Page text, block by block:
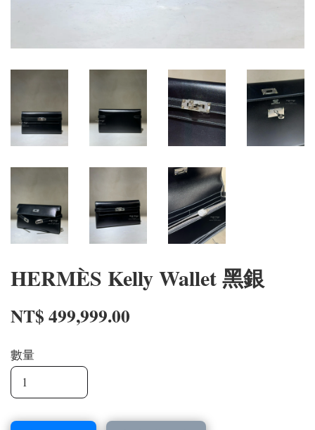
HERMÈS Kelly Wallet 黑銀
NT$ 499,999.00
數量